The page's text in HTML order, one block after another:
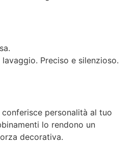
Preciso e silenzioso.
personalità al tuo
lo rendono un
decorativa.